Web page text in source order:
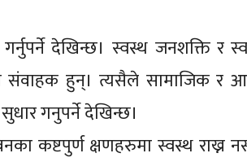
गर्नुपर्ने देखिन्छ। स्वस्थ जनशक्ति र
संवाहक हुन्। त्यसैले सामाजिक र
सुधार गनुपर्ने देखिन्छ।
कष्टपुर्ण क्षणहरुमा स्वस्थ राख्न